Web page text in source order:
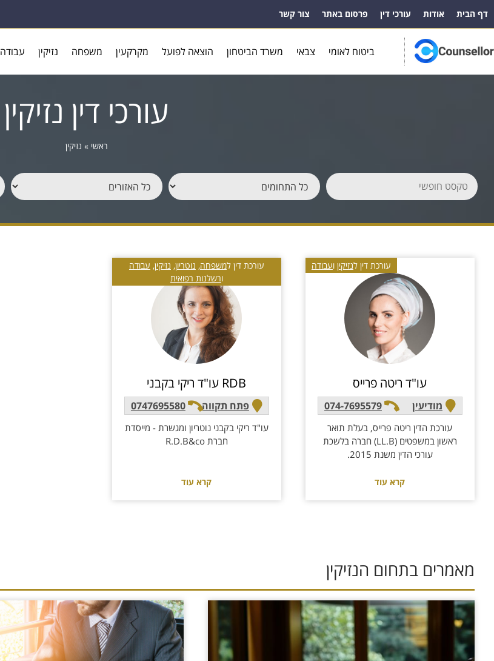
דף הבית אודות עורכי דין פרסום באתר צור קשר
ביטוח לאומי צבאי משרד הביטחון הוצאה לפועל מקרקעין משפחה נזיקין עבודה
עורכי דין נזיקין
ראשי » נזיקין
עו"ד ריטה פרייס
מודיעין 074-7695579
עורכת הדין ריטה פרייס, בעלת תואר
ראשון במשפטים (LL.B) חברה בלשכת
עורכי הדין משנת 2015.
עורכת דין לנזיקין ועבודה
קרא עוד
RDB עו"ד ריקי בקבני
פתח תקווה 0747695580
עו"ד ריקי בקבני נוטריון ומגשרת - מייסדת
חברת R.D.B&co
עורכת דין למשפחה, נוטריון, נזיקין, עבודה
ורשלנות רפואית
קרא עוד
מאמרים בתחום הנזיקין